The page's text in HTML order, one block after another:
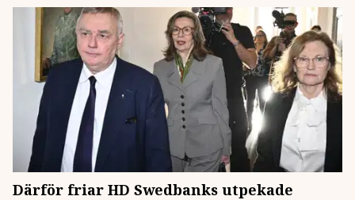
Därför friar HD Swedbanks utpekade